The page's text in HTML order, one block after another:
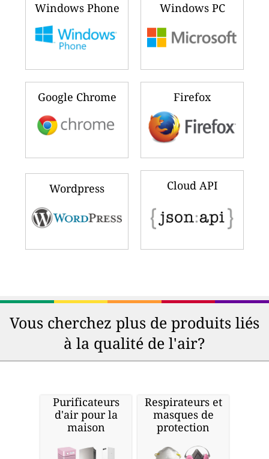
Windows Phone Windows PC
Google Chrome Firefox
Wordpress Cloud API
Vous cherchez plus de produits liés
à la qualité de l'air?
Purificateurs
d'air pour la
maison
Respirateurs et
masques de
protection